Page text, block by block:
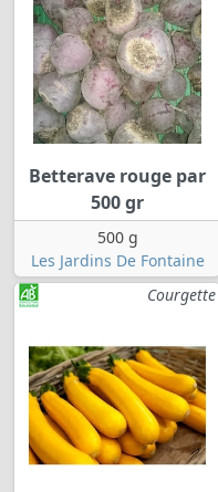
Betterave rouge par
500 gr
500 g
Les Jardins De Fontaine
Courgette